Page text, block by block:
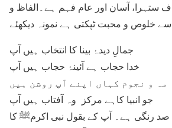
ستہرا، آسان اور عام فہم ہے۔الفاظ و
جمالِ دیدۂ بینا کا انتخاب ہیں آپ
خدا حجاب ہے آئینۂ حجاب ہیں آپ
مہ و نجوم کہاں اپنے آپ روشن ہیں
جو انبیا کاہے مرکز وہ آفتاب ہیں آپ
صد رنگی ہے۔ آپ کے بقول نبی اکرمﷺ کا